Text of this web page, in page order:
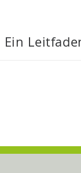
Ein